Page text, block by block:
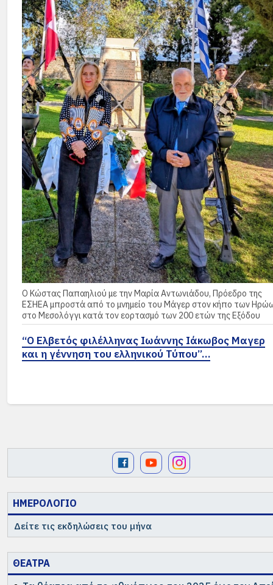
ΗΜΕΡΟΛΟΓΙΟ
Δείτε τις εκδηλώσεις του μήνα
ΘΕΑΤΡΑ
Ο Κώστας Παπαηλιού με την Μαρία Αντωνιάδου, Πρόεδρο της
ΕΣΗΕΑ μπροστά από το μνημείο του Μάγερ στον κήπο των
στο Μεσολόγγι κατά τον εορτασμό των 200 ετών της Εξόδου
“Ο Ελβετός φιλέλληνας Ιωάννης Ιάκωβος Μαγερ
και η γέννηση του ελληνικού Τύπου”…